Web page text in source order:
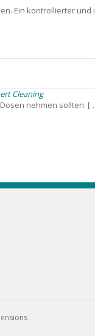
Ein kontrollierter
Cleaning
nehmen sollten.